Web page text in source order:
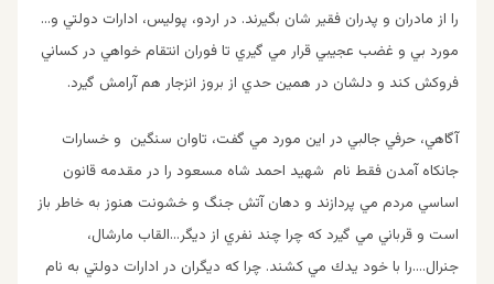
را از مادران و پدران فقير شان بگيرند. در اردو، پوليس، ادارات دولتي و…
مورد بي و غضب عجيبي قرار مي گيري تا فوران انتقام خواهي در كساني
فروكش كند و دلشان در همين حدي از بروز انزجار هم آرامش گيرد.
آگاهي، حرفي جالبي در اين مورد مي گفت، تاوان سنگين و خسارات
جانكاه آمدن فقط نام شهيد احمد شاه مسعود را در مقدمه قانون
اساسي مردم مي پردازند و دهان آتش جنگ و خشونت هنوز به خاطر باز
است و قرباني مي گيرد كه چرا چند نفري از ديگر…القاب مارشال،
جنرال….را با خود يدك مي كشند. چرا كه ديگران در ادارات دولتي به نام